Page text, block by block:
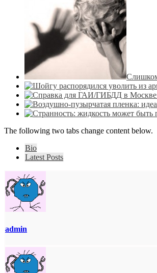
The following two tabs change content below.
Bio
Latest Posts
admin